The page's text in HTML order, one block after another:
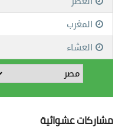
مشاركات عشوائية